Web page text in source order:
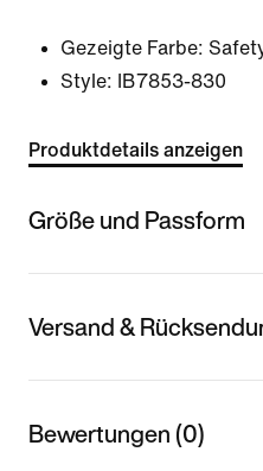
Gezeigte Farbe:
Style:
IB7853-830
Produktdetails anzeigen
Größe und Passform
Versand &
Bewertungen (0)